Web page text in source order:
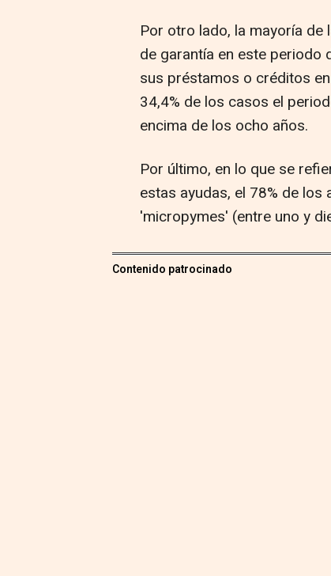
Por otro lado, la mayoría
de garantía en este periodo
sus préstamos o créditos
34,4% de los casos el
encima de los ocho años.
Por último, en lo que se
estas ayudas, el 78% de
'micropymes' (entre uno y
Contenido patrocinado